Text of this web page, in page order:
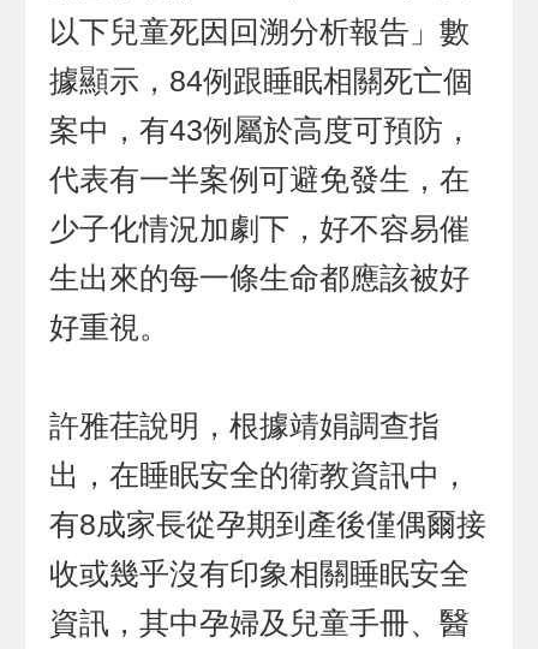
以下兒童死因回溯分析報告」數
據顯示，84例跟睡眠相關死亡個
案中，有43例屬於高度可預防，
代表有一半案例可避免發生，在
少子化情況加劇下，好不容易催
生出來的每一條生命都應該被好
好重視。
許雅荏說明，根據靖娟調查指
出，在睡眠安全的衛教資訊中，
有8成家長從孕期到產後僅偶爾接
收或幾乎沒有印象相關睡眠安全
資訊，其中孕婦及兒童手冊、醫